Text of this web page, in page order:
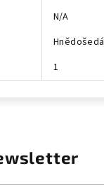
N/A
Hnědošedá
1